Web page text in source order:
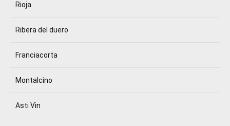
Rioja
Ribera del duero
Franciacorta
Montalcino
Asti Vin